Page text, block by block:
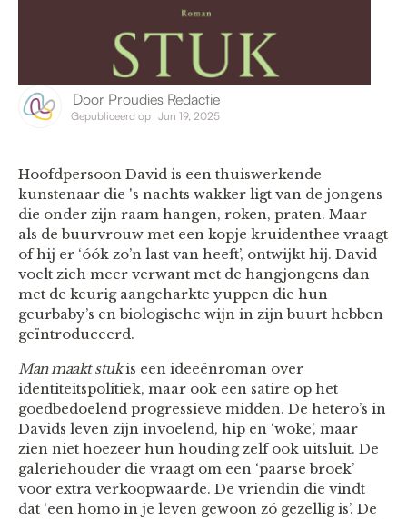
Door Proudies Redactie
Gepubliceerd op Jun 19, 2025
Hoofdpersoon David is een thuiswerkende
kunstenaar die 's nachts wakker ligt van de jongens
die onder zijn raam hangen, roken, praten. Maar
als de buurvrouw met een kopje kruidenthee vraagt
of hij er ‘óók zo’n last van heeft’, ontwijkt hij. David
voelt zich meer verwant met de hangjongens dan
met de keurig aangeharkte yuppen die hun
geurbaby’s en biologische wijn in zijn buurt hebben
geïntroduceerd.
Man maakt stukis een ideeënroman over
identiteitspolitiek, maar ook een satire op het
goedbedoelend progressieve midden. De hetero’s in
Davids leven zijn invoelend, hip en ‘woke’, maar
zien niet hoezeer hun houding zelf ook uitsluit. De
galeriehouder die vraagt om een ‘paarse broek’
voor extra verkoopwaarde. De vriendin die vindt
dat ‘een homo in je leven gewoon zó gezellig is’. De